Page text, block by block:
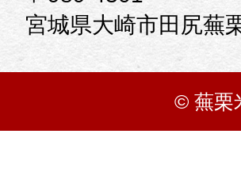
宮城県大崎市田尻蕪
© 蕪栗